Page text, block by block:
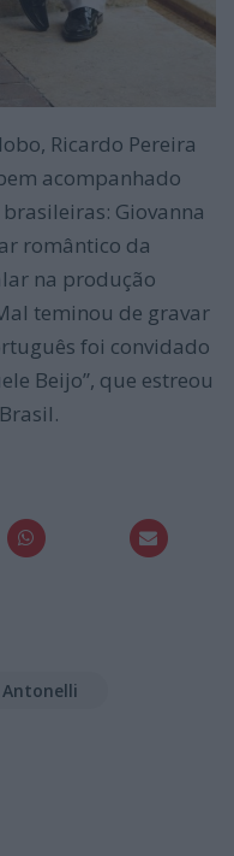
Ricardo Pereira
acompanhado
Giovanna
romântico da
na produção
teminou de gravar
foi convidado
Beijo”, que estreou